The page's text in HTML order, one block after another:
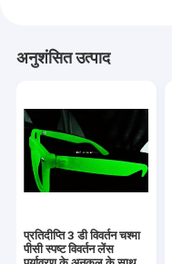
अनुशंसित उत्पाद
प्रतिदीप्ति 3 डी विवर्तन चश्मा
पीसी स्पष्ट विवर्तन लेंस